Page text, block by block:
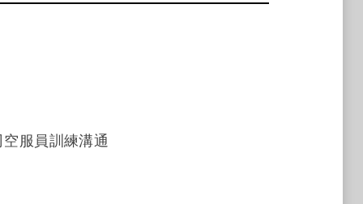
服員訓練溝通